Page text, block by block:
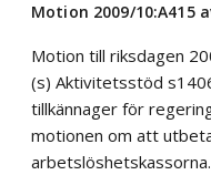
Motion 2009/10:A415
Motion till riksdagen
(s) Aktivitetsstöd
tillkännager för
motionen om att